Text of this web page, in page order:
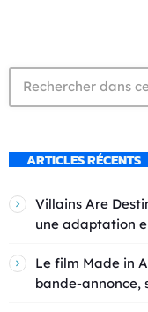
ARTICLES RÉCENTS
Villains Are
une adaptation
Le film Made in
bande-annonce,